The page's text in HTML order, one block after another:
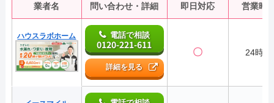
業者名 問い合わせ・詳細 即日対応 営業時
ハウスラボホーム 電話で相談
0120-221-611
詳細を見る
〇 24時間